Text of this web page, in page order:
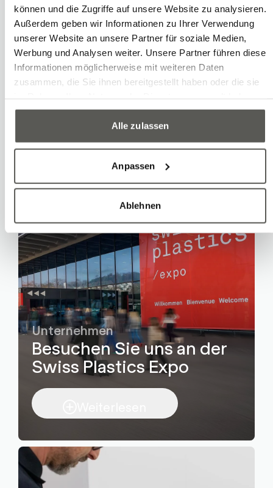
können und die Zugriffe auf unsere Website zu analysieren.
Außerdem geben wir Informationen zu Ihrer Verwendung
unserer Website an unsere Partner für soziale Medien,
Werbung und Analysen weiter. Unsere Partner führen diese
Informationen möglicherweise mit weiteren Daten
zusammen, die Sie ihnen bereitgestellt haben oder die sie
Alle zulassen
Anpassen
Ablehnen
Unternehmen
Jetzt gratis an die
Logistics & Automation
Weiterlesen
Unternehmen
Besuchen Sie uns an der
Swiss Plastics Expo